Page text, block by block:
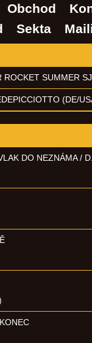
Obchod
Sekta
ROCKET SUMMER
(DE/
DO NEZNÁMA /